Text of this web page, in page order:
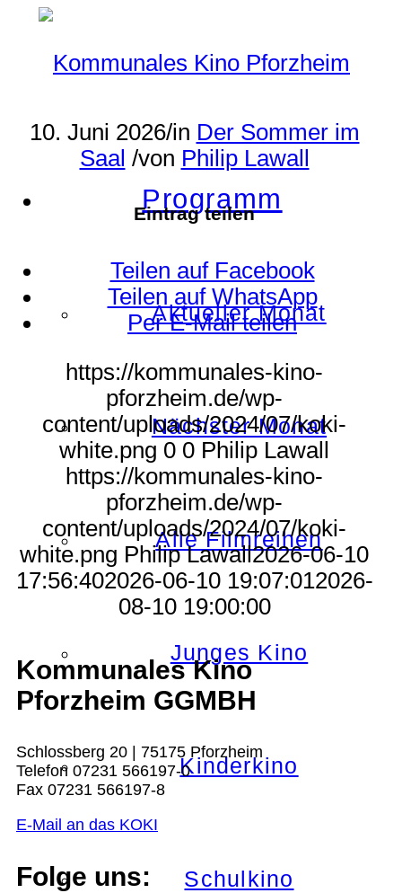
Programm
Aktueller Monat
Nächster Monat
Alle Filmreihen
Junges Kino
Kinderkino
Schulkino
10. Juni 2026/in Der Sommer im
Saal /von Philip Lawall
Eintrag teilen
Teilen auf Facebook
Teilen auf WhatsApp
Per E-Mail teilen
https://kommunales-kino-
pforzheim.de/wp-
content/uploads/2024/07/koki-
white.png 0 0 Philip Lawall
https://kommunales-kino-
pforzheim.de/wp-
content/uploads/2024/07/koki-
white.png Philip Lawall2026-06-10
17:56:402026-06-10 19:07:01 2026-
08-10 19:00:00
Kommunales Kino
Pforzheim GGMBH
Schlossberg 20 | 75175 Pforzheim
Telefon 07231 566197-0
Fax 07231 566197-8
E-Mail an das KOKI
Folge uns: